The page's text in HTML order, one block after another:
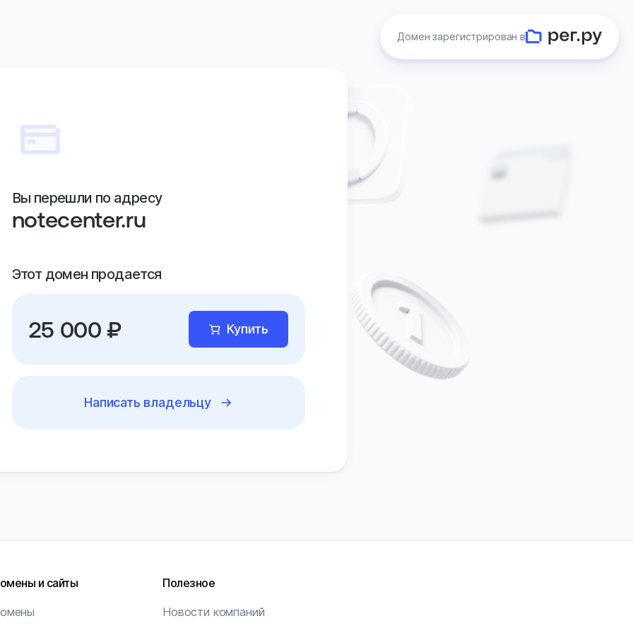
Домен зарегистрирован в
Вы перешли по адресу
notecenter.ru
Этот домен продается
25 000 ₽ Купить
Написать владельцу
и сайты Полезное
Новости компаний